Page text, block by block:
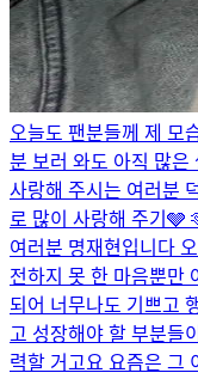
오늘도 팬분들께 제 모
분 보러 와도 아직 많은
사랑해 주시는 여러분
로 많이 사랑해 주기🩶
여러분 명재현입니다
전하지 못 한 마음뿐만
되어 너무나도 기쁘고
고 성장해야 할 부분들
력할 거고요 요즘은 그